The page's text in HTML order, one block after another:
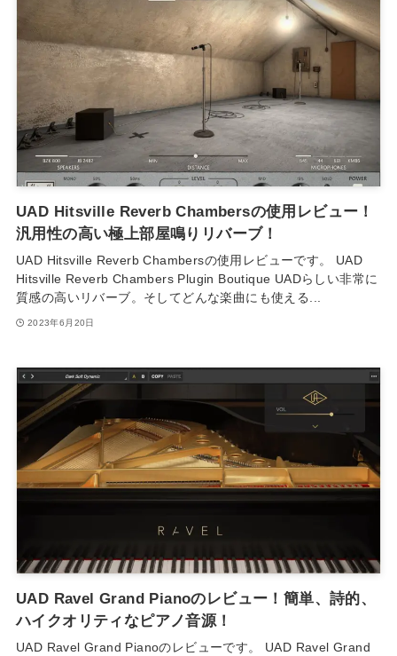
UAD Hitsville Reverb Chambersの使用レビュー！
汎用性の高い極上部屋鳴りリバーブ！
UAD Hitsville Reverb Chambersの使用レビューです。 UAD
Hitsville Reverb Chambers Plugin Boutique UADらしい非常に
質感の高いリバーブ。そしてどんな楽曲にも使える...
2023年6月20日
UAD Ravel Grand Pianoのレビュー！簡単、詩的、
ハイクオリティなピアノ音源！
UAD Ravel Grand Pianoのレビューです。 UAD Ravel Grand